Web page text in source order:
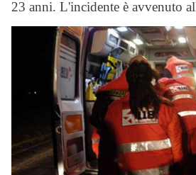
23 anni. L'incidente è avvenuto